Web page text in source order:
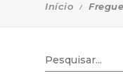
Início